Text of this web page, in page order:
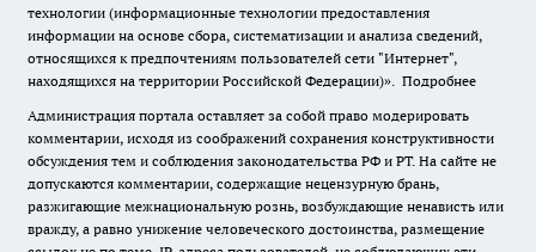
технологии (информационные технологии предоставления
информации на основе сбора, систематизации и анализа сведений,
относящихся к предпочтениям пользователей сети "Интернет",
находящихся на территории Российской Федерации)». Подробнее
Администрация портала оставляет за собой право модерировать
комментарии, исходя из соображений сохранения конструктивности
обсуждения тем и соблюдения законодательства РФ и РТ. На сайте не
допускаются комментарии, содержащие нецензурную брань,
разжигающие межнациональную рознь, возбуждающие ненависть или
вражду, а равно унижение человеческого достоинства, размещение